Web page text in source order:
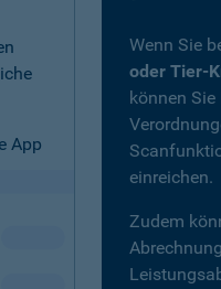
App
Wenn Sie
oder Tier-
können Sie
einreichen.
Zudem